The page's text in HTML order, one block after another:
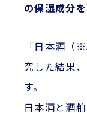
の保湿成分
「日本酒（
究した結果
す。
日本酒と酒